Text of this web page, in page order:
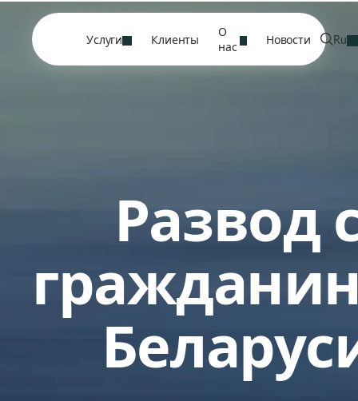
Услуги Клиенты
О
нас
Новости Ru
Развод